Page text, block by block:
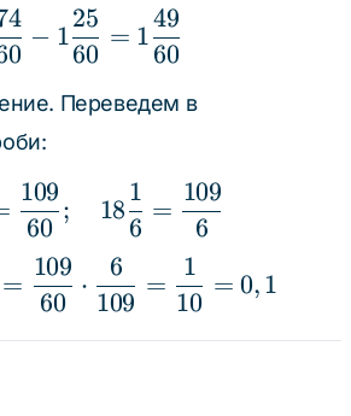
2\frac{74}{60} -
− 1
60
25
= 1
60
49
Переведем в
1\frac{49}{60} =
60
109
; 18
6
1
=
6
109
\frac{109}{60} :
=
60
109
⋅
109
6
=
10
1
= 0,1